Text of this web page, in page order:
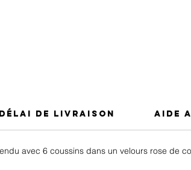
Délai de Livraison Aide
avec 6 coussins dans un velours rose de